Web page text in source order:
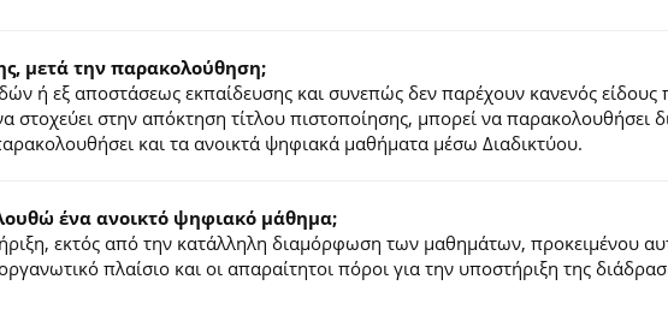
μετά την παρακολούθηση;
ή εξ αποστάσεως εκπαίδευσης και συνεπώς δεν παρέχουν κανενός
στοχεύει στην απόκτηση τίτλου πιστοποίησης, μπορεί να παρακολουθήσει
και τα ανοικτά ψηφιακά μαθήματα μέσω Διαδικτύου.
ένα ανοικτό ψηφιακό μάθημα;
εκτός από την κατάλληλη διαμόρφωση των μαθημάτων, προκειμένου
πλαίσιο και οι απαραίτητοι πόροι για την υποστήριξη της